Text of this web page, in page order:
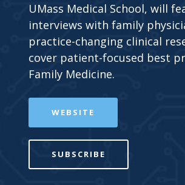
UMass Medical School, will
interviews with family
practice-changing clinical
cover patient-focused best
Family Medicine.
WEBSITE
SUBSCRIBE